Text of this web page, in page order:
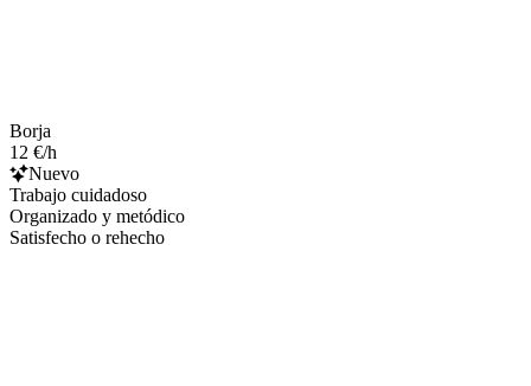
Borja
12 €/h
Nuevo
Trabajo cuidadoso
Organizado y metódico
Satisfecho o rehecho